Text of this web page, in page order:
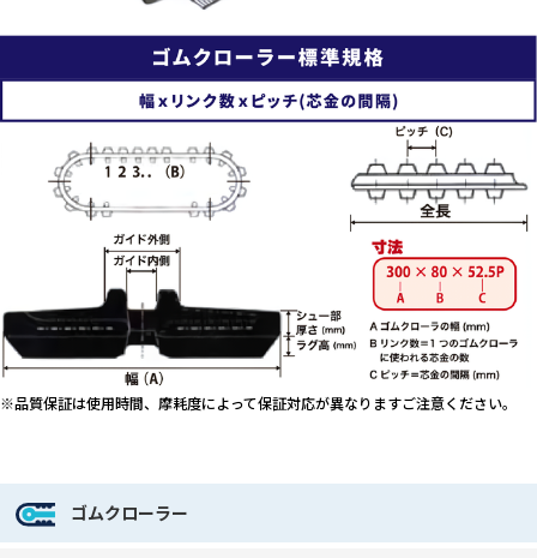
※品質保証は使用時間、摩耗度によって保証対応が異なりますご注意ください。
ゴムクローラー